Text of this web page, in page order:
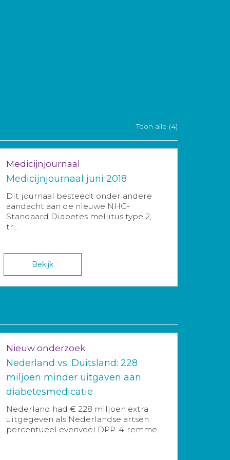
Toon alle (4)
Medicijnjournaal
Medicijnjournaal juni 2018
Dit journaal besteedt onder andere
aandacht aan de nieuwe NHG-
Standaard Diabetes mellitus type 2,
tr...
Bekijk
Nieuw onderzoek
Nederland vs. Duitsland: 228
miljoen minder uitgaven aan
diabetesmedicatie
Nederland had € 228 miljoen extra
uitgegeven als Nederlandse artsen
percentueel evenveel DPP-4-remme...